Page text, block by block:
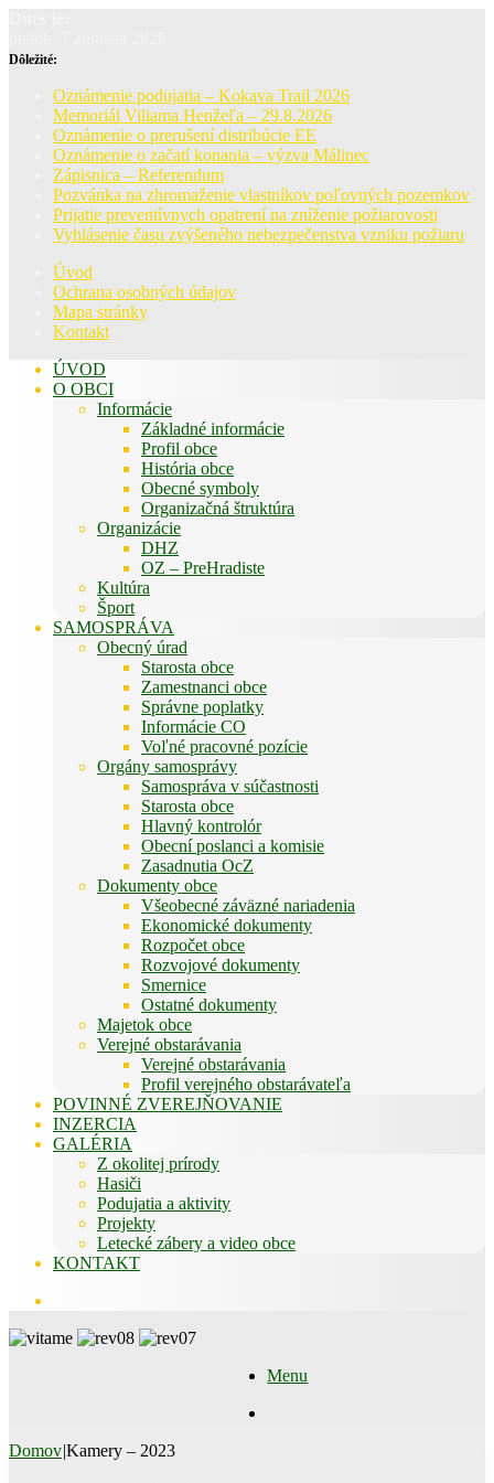
Dôležité:
Oznámenie podujatia – Kokava Trail 2026
Memoriál Viliama Henžeľa – 29.8.2026
Oznámenie o prerušení distribúcie EE
Oznámenie o začatí konania – výzva Málinec
Zápisnica – Referendum
Pozvánka na zhromaženie vlastníkov poľovných pozemkov
Prijatie preventívnych opatrení na zníženie požiarovosti
Vyhlásenie času zvýšeného nebezpečenstva vzniku požiaru
Úvod
Ochrana osobných údajov
Mapa stránky
Kontakt
ÚVOD
O OBCI
Informácie
Základné informácie
Profil obce
História obce
Obecné symboly
Organizačná štruktúra
Organizácie
DHZ
OZ – PreHradiste
Kultúra
Šport
SAMOSPRÁVA
Obecný úrad
Starosta obce
Zamestnanci obce
Správne poplatky
Informácie CO
Voľné pracovné pozície
Orgány samosprávy
Samospráva v súčastnosti
Starosta obce
Hlavný kontrolór
Obecní poslanci a komisie
Zasadnutia OcZ
Dokumenty obce
Všeobecné záväzné nariadenia
Ekonomické dokumenty
Rozpočet obce
Rozvojové dokumenty
Smernice
Ostatné dokumenty
Majetok obce
Verejné obstarávania
Verejné obstarávania
Profil verejného obstarávateľa
POVINNÉ ZVEREJŇOVANIE
INZERCIA
GALÉRIA
Z okolitej prírody
Hasiči
Podujatia a aktivity
Projekty
Letecké zábery a video obce
KONTAKT
Menu
Domov|Kamery – 2023